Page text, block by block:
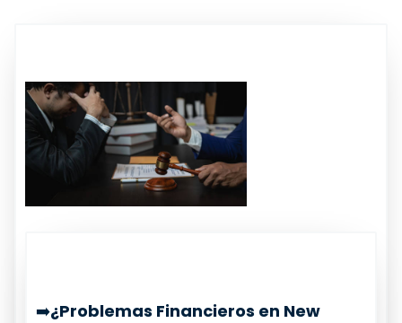
➡️¿Problemas Financieros en New